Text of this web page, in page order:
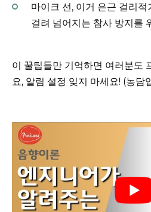
마이크 선, 이거 은근 걸리적
걸려 넘어지는 참사 방지를
이 꿀팁들만 기억하면 여러분도
요, 알림 설정 잊지 마세요! (농담